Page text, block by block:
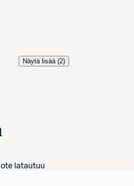
Näytä lisää (2)
latautuu